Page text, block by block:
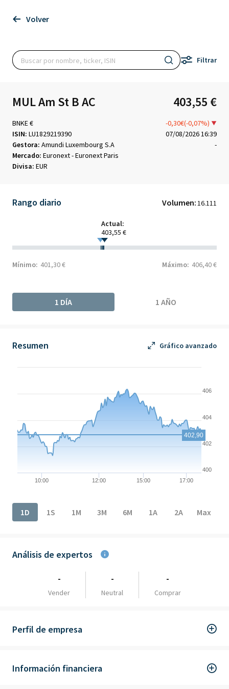
Volver
Filtrar
MUL Am St B AC 403,55 €
BNKE €
-0,30€(-0,07%)
ISIN: LU1829219390
07/08/2026 16:39
Gestora: Amundi Luxembourg S.A
-
Mercado: Euronext - Euronext Paris
Divisa: EUR
Rango diario Volumen:16.111
Actual:
403,55 €
Mínimo: 401,30 € Máximo: 406,40 €
1 DÍA 1 AÑO
Resumen Gráfico avanzado
Chart
The chart has 1 X axis displaying Time. Data ranges from
The chart has 1 Y axis displaying values. Data ranges from
10:00 12:00 15:00 17:00
400
402
404
406
402,90
1D
1S 1M 3M 6M 1A 2A Max
Análisis de expertos
-
Vender
-
Neutral
-
Comprar
Perfil de empresa
Información financiera